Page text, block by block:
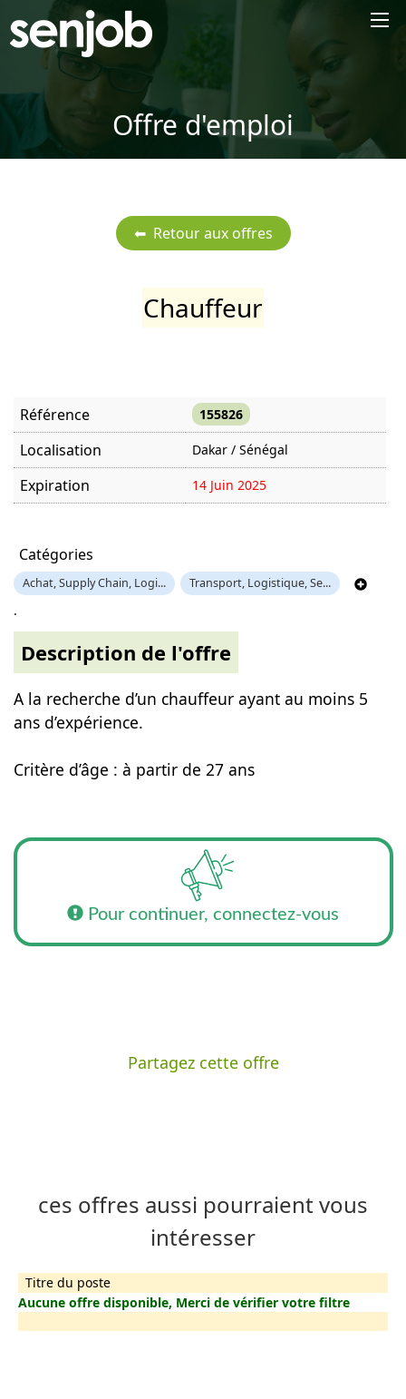
Offre d'emploi
Chauffeur
Référence 155826
Localisation Dakar / Sénégal
Expiration 14 Juin 2025
Catégories
Achat, Supply Chain, Logi... Transport, Logistique, Se...
.
Description de l'offre
A la recherche d’un chauffeur ayant au moins 5
ans d’expérience.
Critère d’âge : à partir de 27 ans
Pour continuer, connectez-vous
Partagez cette offre
ces offres aussi pourraient vous
intéresser
Titre du poste
Aucune offre disponible, Merci de vérifier votre filtre